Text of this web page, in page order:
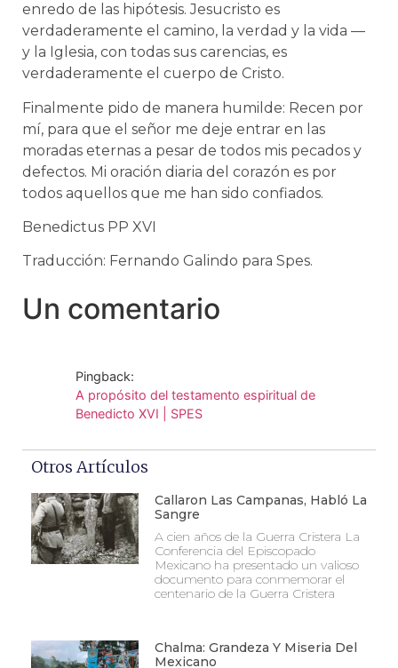
enredo de las hipótesis. Jesucristo es
verdaderamente el camino, la verdad y la vida —
y la Iglesia, con todas sus carencias, es
verdaderamente el cuerpo de Cristo.
Finalmente pido de manera humilde: Recen por
mí, para que el señor me deje entrar en las
moradas eternas a pesar de todos mis pecados y
defectos. Mi oración diaria del corazón es por
todos aquellos que me han sido confiados.
Benedictus PP XVI
Traducción: Fernando Galindo para Spes.
Un comentario
Pingback:
A propósito del testamento espiritual de
Benedicto XVI | SPES
Otros Artículos
Callaron Las Campanas, Habló La
Sangre
A cien años de la Guerra Cristera La
Conferencia del Episcopado
Mexicano ha presentado un valioso
documento para conmemorar el
centenario de la Guerra Cristera
Chalma: Grandeza Y Miseria Del
Mexicano